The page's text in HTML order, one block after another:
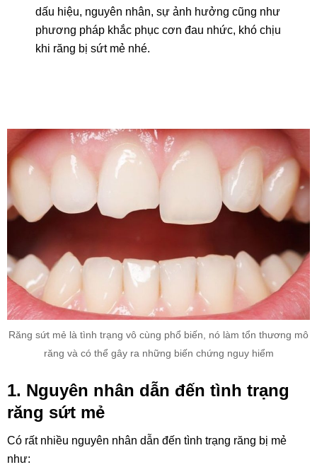
dấu hiệu, nguyên nhân, sự ảnh hưởng cũng như
phương pháp khắc phục cơn đau nhức, khó chịu
khi răng bị sứt mẻ nhé.
Răng sứt mẻ là tình trạng vô cùng phổ biến, nó làm tổn thương mô
răng và có thể gây ra những biến chứng nguy hiểm
1. Nguyên nhân dẫn đến tình trạng
răng sứt mẻ
Có rất nhiều nguyên nhân dẫn đến tình trạng răng bị mẻ
như: